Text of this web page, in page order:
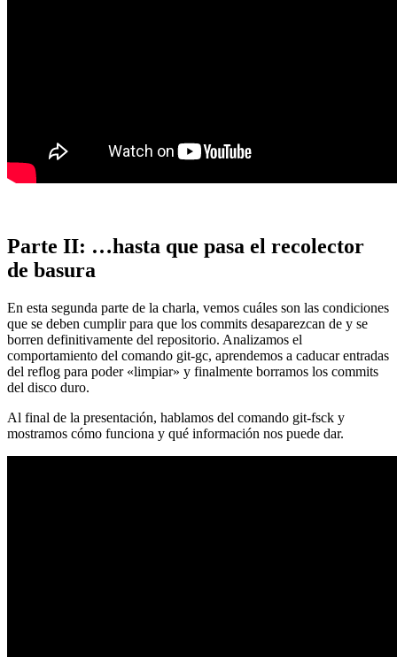
Parte II: …hasta que pasa el recolector
de basura
En esta segunda parte de la charla, vemos cuáles son las condiciones
que se deben cumplir para que los commits desaparezcan de y se
borren definitivamente del repositorio. Analizamos el
comportamiento del comando git-gc, aprendemos a caducar entradas
del reflog para poder «limpiar» y finalmente borramos los commits
del disco duro.
Al final de la presentación, hablamos del comando git-fsck y
mostramos cómo funciona y qué información nos puede dar.